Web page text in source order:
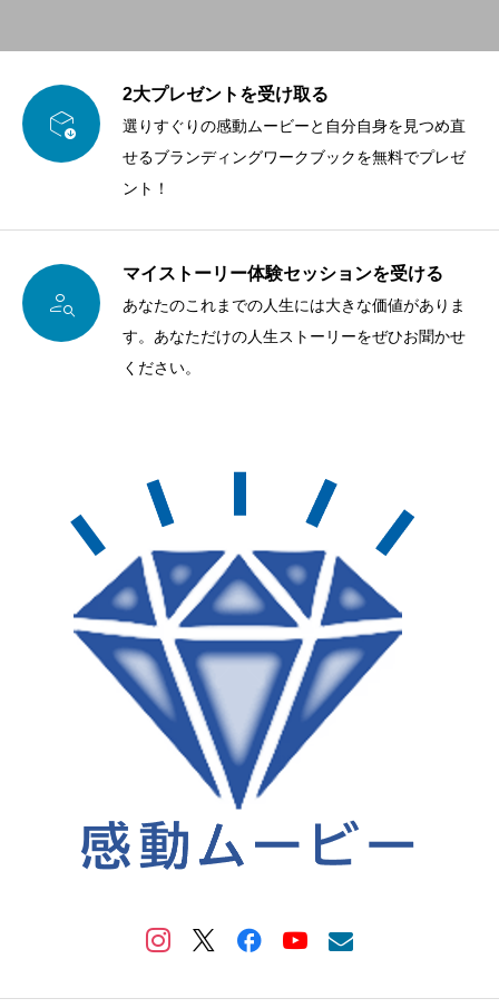

2大プレゼントを受け取る
選りすぐりの感動ムービーと自分自身を見つめ直
せるブランディングワークブックを無料でプレゼ
ント！

マイストーリー体験セッションを受ける
あなたのこれまでの人生には大きな価値がありま
す。あなただけの人生ストーリーをぜひお聞かせ
ください。